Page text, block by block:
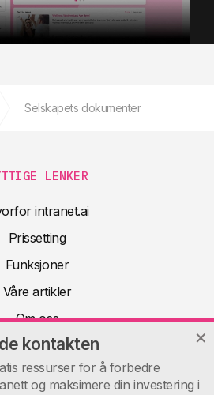
kontakten
ressurser for å forbedre
og maksimere din investering i
Selskapets dokumenter
LENKER
intranet.ai
Prissetting
Funksjoner
Våre artikler
Om oss
dokumentasjon
FAQ